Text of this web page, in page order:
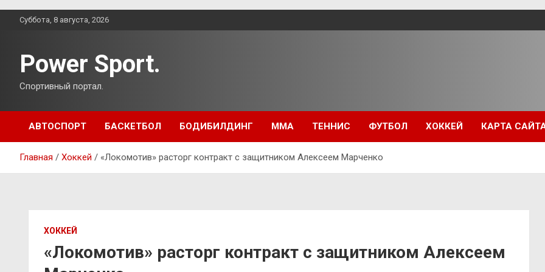
ПерейтиСуббота, 8 августа, 2026
Power Sport.
Спортивный портал.
АВТОСПОРТ БАСКЕТБОЛ БОДИБИЛДИНГ ММА ТЕННИС ФУТБОЛ ХОККЕЙ КАРТА
Главная Хоккей «Локомотив» расторг контракт с защитником Алексеем Марченко
ХОККЕЙ
«Локомотив» расторг контракт с защитником Алексеем